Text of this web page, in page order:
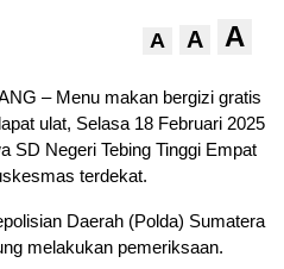
A A A
– Menu makan bergizi gratis
ulat, Selasa 18 Februari 2025
SD Negeri Tebing Tinggi Empat
terdekat.
Daerah (Polda) Sumatera
melakukan pemeriksaan.